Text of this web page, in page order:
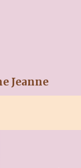
Jeanne